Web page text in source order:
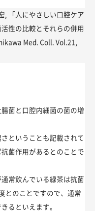
, 「人にやさしい口腔ケア
性の比較とそれらの併用
Med. Coll. Vol.21,
菌と口腔内細菌の菌の増
ということも記載されて
菌作用があるとのことで
常飲んでいる緑茶は抗菌
とのことですので、通常
るといえます。